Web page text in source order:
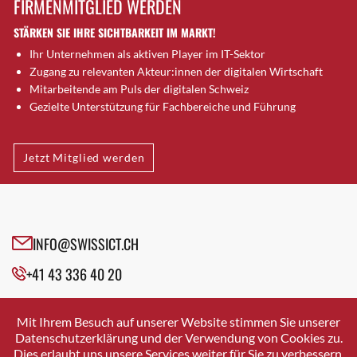
Brugg AG
Brütten
Bubendorf
Bubikon
Buchs (SG)
Bäretswil
Bülach
Cazis
Crissier
Davos Platz
Dierikon
Dietikon
FIRMENMITGLIED WERDEN
STÄRKEN SIE IHRE SICHTBARKEIT IM MARKT!
Ihr Unternehmen als aktiven Player im IT-Sektor
Zugang zu relevanten Akteur:innen der digitalen Wirtschaft
Mitarbeitende am Puls der digitalen Schweiz
Gezielte Unterstützung für Fachbereiche und Führung
Jetzt Mitglied werden
INFO@SWISSICT.CH
+41 43 336 40 20
SWISSICT
VULKANSTRASSE 120
8048 ZURICH
Mit Ihrem Besuch auf unserer Website stimmen Sie unserer
Datenschutzerklärung und der Verwendung von Cookies zu.
Dies erlaubt uns unsere Services weiter für Sie zu verbessern.